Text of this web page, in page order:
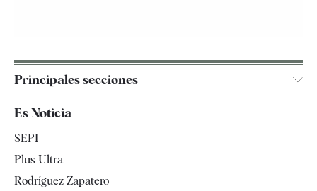
Principales secciones
España
Es Noticia
SEPI
Plus Ultra
Rodríguez Zapatero